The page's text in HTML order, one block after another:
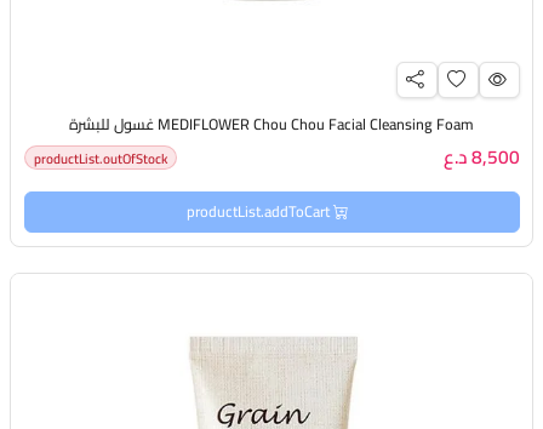
MEDIFLOWER Chou Chou Facial Cleansing Foam غسول للبشرة
8,500 د.ع productList.outOfStock
productList.addToCart